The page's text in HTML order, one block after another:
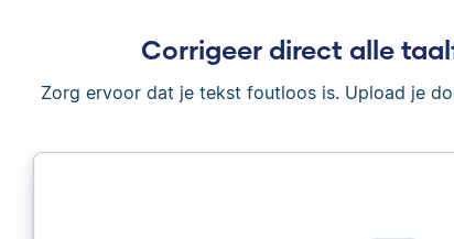
Corrigeer direct alle
Zorg ervoor dat je tekst foutloos is. Upload je